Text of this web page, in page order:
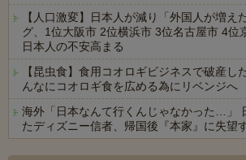
【人口激変】日本人が減り「外国人が増え
グ、1位大阪市 2位横浜市 3位名古屋市 4
日本人の不安高まる
【昆虫食】食用コオロギビジネスで破産
んなにコオロギ食を広める為にリベンジへ
海外「日本なんて行くんじゃなかった…」
たディズニー信者、帰国後『本家』に失望